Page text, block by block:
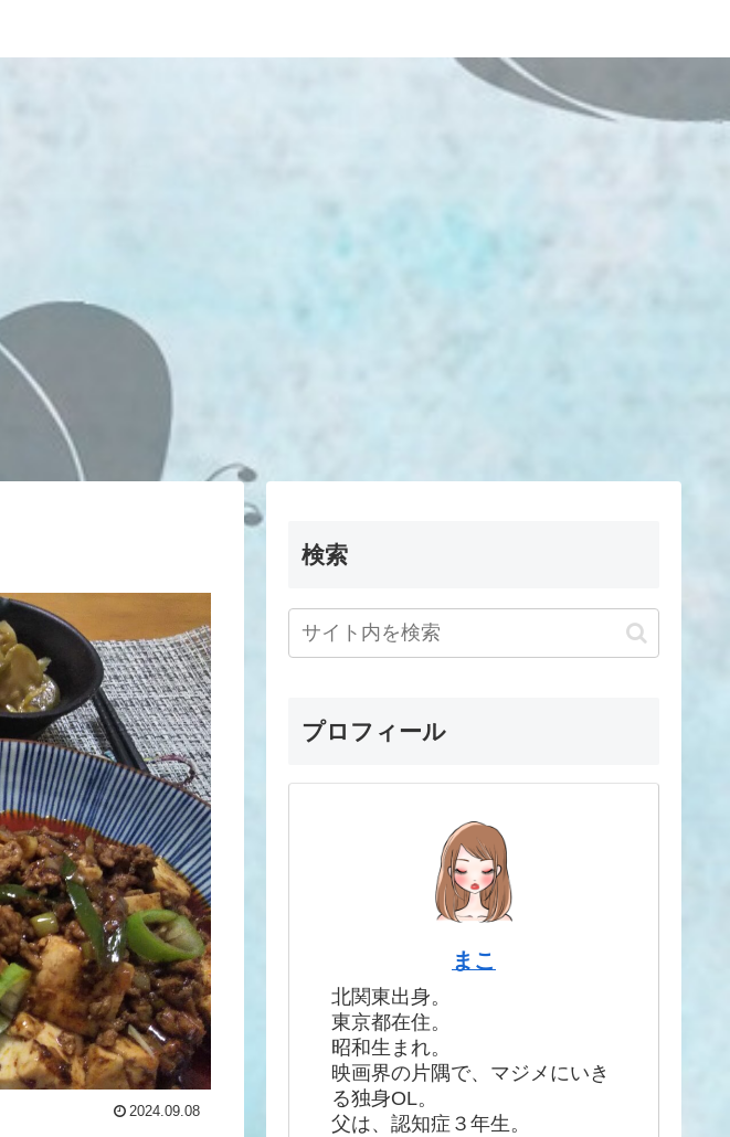
2024.09.08
検索
プロフィール
まこ
北関東出身。
東京都在住。
昭和生まれ。
映画界の片隅で、マジメにいき
る独身OL。
父は、認知症３年生。